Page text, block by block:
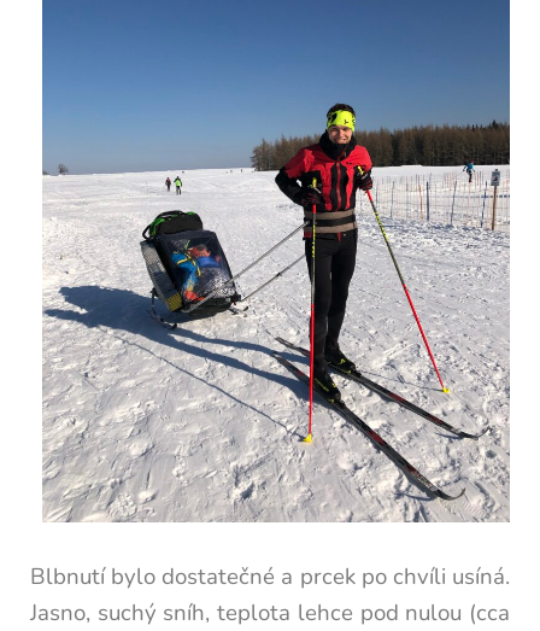
Blbnutí bylo dostatečné a prcek po chvíli usíná.
Jasno, suchý sníh, teplota lehce pod nulou (cca